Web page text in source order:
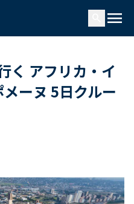
menu
く アフリカ・イ
ーヌ 5日クルー